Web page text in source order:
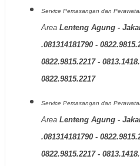
Service Pemasangan dan
Area Lenteng Agung -
.081314181790 -
0822.9815.2217 -
0822.9815.2217
Service Pemasangan dan
Area Lenteng Agung -
.081314181790 -
0822.9815.2217 -